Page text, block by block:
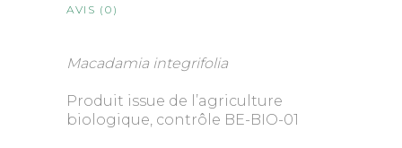
AVIS (0)
Macadamia integrifolia
Produit issue de l’agriculture
biologique, contrôle BE-BIO-01